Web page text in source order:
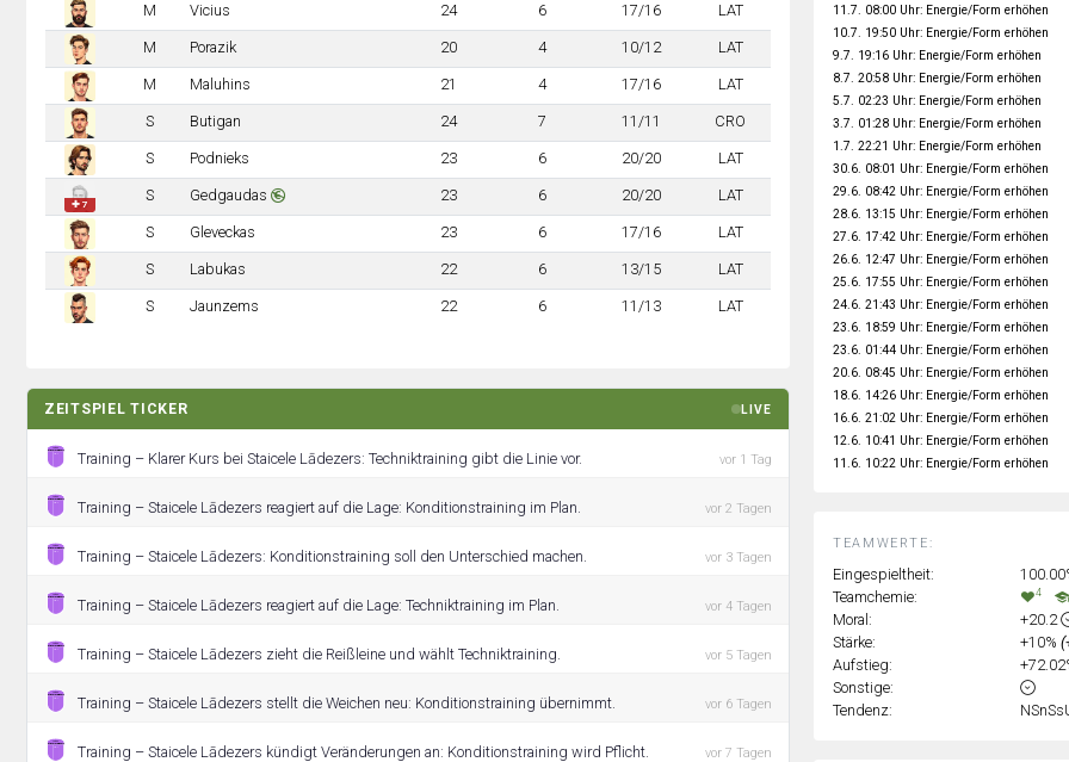
M Vicius 24 6 17/16 LAT
M Porazik 20 4 10/12 LAT
M Maluhins 21 4 17/16 LAT
S Butigan 24 7 11/11 CRO
S Podnieks 23 6 20/20 LAT
✚ 7
S Gedgaudas 23 6 20/20 LAT
S Gleveckas 23 6 17/16 LAT
S Labukas 22 6 13/15 LAT
S Jaunzems 22 6 11/13 LAT
ZEITSPIEL TICKER LIVE
Training – Klarer Kurs bei Staicele Lādezers: Techniktraining gibt die Linie vor. vor 1 Tag
Training – Staicele Lādezers reagiert auf die Lage: Konditionstraining im Plan. vor 2 Tagen
Training – Staicele Lādezers: Konditionstraining soll den Unterschied machen. vor 3 Tagen
Training – Staicele Lādezers reagiert auf die Lage: Techniktraining im Plan. vor 4 Tagen
Training – Staicele Lādezers zieht die Reißleine und wählt Techniktraining. vor 5 Tagen
Training – Staicele Lādezers stellt die Weichen neu: Konditionstraining übernimmt. vor 6 Tagen
Training – Staicele Lādezers kündigt Veränderungen an: Konditionstraining wird Pflicht. vor 7 Tagen
TEAMWERTE:
Eingespieltheit:
Teamchemie:
4
Moral:
+20.2
Stärke:
+10%
Aufstieg:
Sonstige:
Tendenz:
11.7. 08:00 Uhr: Energie/Form erhöhen
10.7. 19:50 Uhr: Energie/Form erhöhen
9.7. 19:16 Uhr: Energie/Form erhöhen
8.7. 20:58 Uhr: Energie/Form erhöhen
5.7. 02:23 Uhr: Energie/Form erhöhen
3.7. 01:28 Uhr: Energie/Form erhöhen
1.7. 22:21 Uhr: Energie/Form erhöhen
30.6. 08:01 Uhr: Energie/Form erhöhen
29.6. 08:42 Uhr: Energie/Form erhöhen
28.6. 13:15 Uhr: Energie/Form erhöhen
27.6. 17:42 Uhr: Energie/Form erhöhen
26.6. 12:47 Uhr: Energie/Form erhöhen
25.6. 17:55 Uhr: Energie/Form erhöhen
24.6. 21:43 Uhr: Energie/Form erhöhen
23.6. 18:59 Uhr: Energie/Form erhöhen
23.6. 01:44 Uhr: Energie/Form erhöhen
20.6. 08:45 Uhr: Energie/Form erhöhen
18.6. 14:26 Uhr: Energie/Form erhöhen
16.6. 21:02 Uhr: Energie/Form erhöhen
12.6. 10:41 Uhr: Energie/Form erhöhen
11.6. 10:22 Uhr: Energie/Form erhöhen